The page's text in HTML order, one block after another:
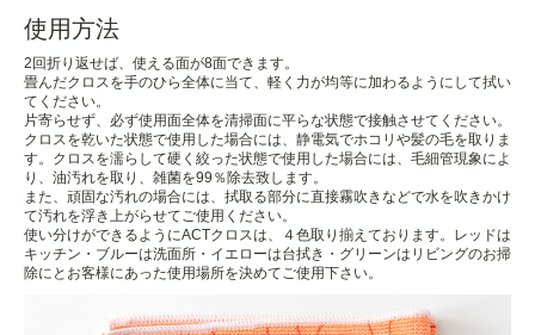
使用方法
2回折り返せば、使える面が8面できます。
畳んだクロスを手のひら全体に当て、軽く力が均等に加わるようにして拭い
てください。
片寄らせず、必ず使用面全体を清掃面に平らな状態で接触させてください。
クロスを乾いた状態で使用した場合には、静電気でホコリや髪の毛を取りま
す。クロスを濡らして硬く絞った状態で使用した場合には、毛細管現象によ
り、油汚れを取り、雑菌を99％除去致します。
また、頑固な汚れの場合には、拭取る部分に直接霧吹きなどで水を吹きかけ
て汚れを浮き上がらせてご使用ください。
使い分けができるようにACTクロスは、４色取り揃えております。レッドは
キッチン・ブルーは洗面所・イエローは台拭き・グリーンはリビングのお掃
除にとお客様にあった使用場所を決めてご使用下さい。